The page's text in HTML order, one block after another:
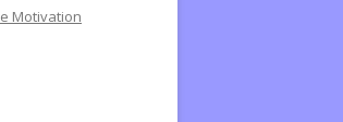
Motivation